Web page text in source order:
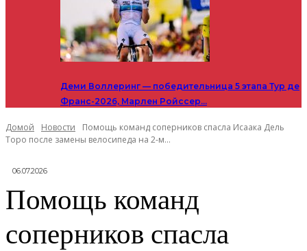
Деми Воллеринг — победительница 5 этапа Тур де
Франс-2026, Марлен Ройссер…
Домой Новости
Помощь команд соперников спасла Исаака Дель
Торо после замены велосипеда на 2-м...
06.07.2026
Помощь команд
соперников спасла